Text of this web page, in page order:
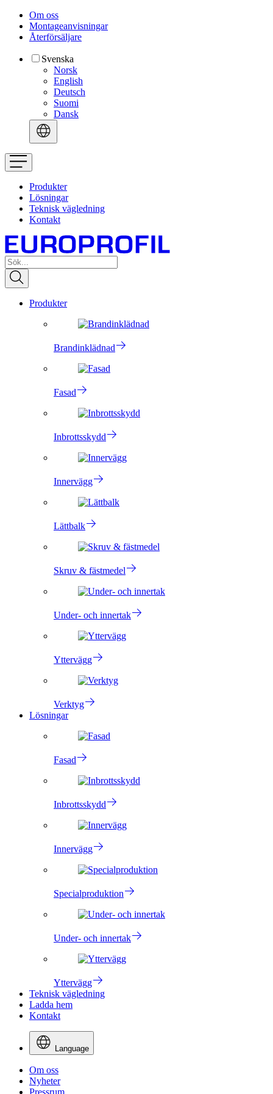
Om oss
Montageanvisningar
Återförsäljare
Svenska
Norsk
English
Deutsch
Suomi
Dansk
Produkter
Lösningar
Teknisk vägledning
Kontakt
Produkter
Brandinklädnad
Fasad
Inbrottsskydd
Innervägg
Lättbalk
Skruv & fästmedel
Under- och innertak
Yttervägg
Verktyg
Lösningar
Fasad
Inbrottsskydd
Innervägg
Specialproduktion
Under- och innertak
Yttervägg
Teknisk vägledning
Ladda hem
Kontakt
Language
Om oss
Nyheter
Pressrum